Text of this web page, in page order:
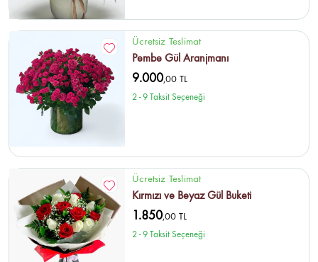
Ücretsiz Teslimat
Pembe Gül Aranjmanı
9.000,00 TL
2 - 9 Taksit Seçeneği
Ücretsiz Teslimat
Kırmızı ve Beyaz Gül Buketi
1.850,00 TL
2 - 9 Taksit Seçeneği